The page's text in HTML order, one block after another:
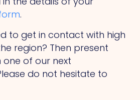
.
to get in contact with high
region? Then present
of our next
do not hesitate to